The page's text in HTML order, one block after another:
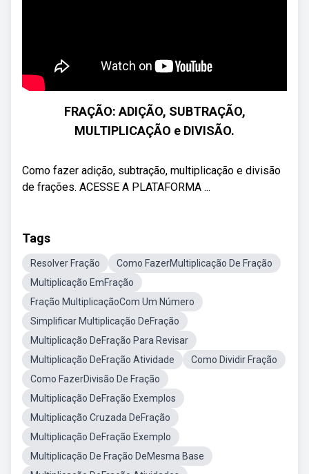
FRAÇÃO: ADIÇÃO, SUBTRAÇÃO,
MULTIPLICAÇÃO e DIVISÃO.
Como fazer adição, subtração, multiplicação e divisão
de frações. ACESSE A PLATAFORMA ...
Tags
Resolver Fração
Como FazerMultiplicação De Fração
Multiplicação EmFração
Fração MultiplicaçãoCom Um Número
Simplificar Multiplicação DeFração
Multiplicação DeFração Para Revisar
Multiplicação DeFração Atividade
Como Dividir Fração
Como FazerDivisão De Fração
Multiplicação DeFração Exemplos
Multiplicação Cruzada DeFração
Multiplicação DeFração Exemplo
Multiplicação De Fração DeMesma Base